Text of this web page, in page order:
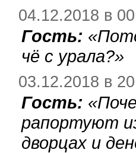
04.12.2018 в
Гость: «
чё с урала?»
03.12.2018 в
Гость: «
рапортуют
дворцах и